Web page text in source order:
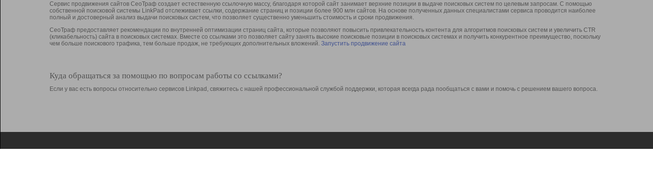
Сервис продвижения сайтов СеоТраф создает естественную ссылочную массу, благодаря которой сайт занимает верхние позиции в выдаче поисковых систем по целевым запросам. С помощью
собственной поисковой системы LinkPad отслеживает ссылки, содержание страниц и позиции более 900 млн сайтов. На основе полученных данных специалистами сервиса проводится наиболее
полный и достоверный анализ выдачи поисковых систем, что позволяет существенно уменьшить стоимость и сроки продвижения.
СеоТраф предоставляет рекомендации по внутренней оптимизации страниц сайта, которые позволяют повысить привлекательность контента для алгоритмов поисковых систем и увеличить CTR
(кликабельность) сайта в поисковых системах. Вместе со ссылками это позволяет сайту занять высокие поисковые позиции в поисковых системах и получить конкурентное преимущество, поскольку
чем больше поискового трафика, тем больше продаж, не требующих дополнительных вложений. Запустить продвижение сайта
Куда обращаться за помощью по вопросам работы со ссылками?
Если у вас есть вопросы относительно сервисов Linkpad, свяжитесь с нашей профессиональной службой поддержки, которая всегда рада пообщаться с вами и помочь с решением вашего вопроса.